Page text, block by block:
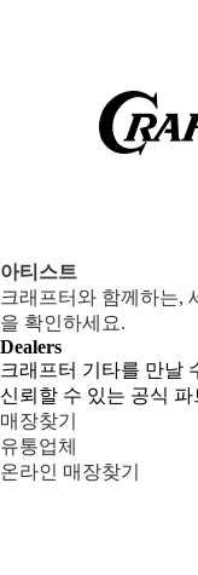
아티스트
크래프터와 함께하는,
을 확인하세요.
Dealers
크래프터 기타를 만날
신뢰할 수 있는 공식
매장찾기
유통업체
온라인 매장찾기